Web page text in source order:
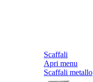
Scaffali
Apri menu
Scaffali metallo